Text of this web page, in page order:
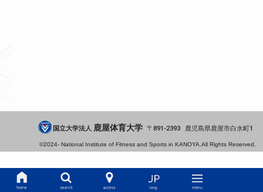
国立大学法人 鹿屋体育大学 891-2393 鹿児島県鹿屋市白水町1
©2024- National Institute of Fitness and Sports in KANOYA.All Rights Reserved.